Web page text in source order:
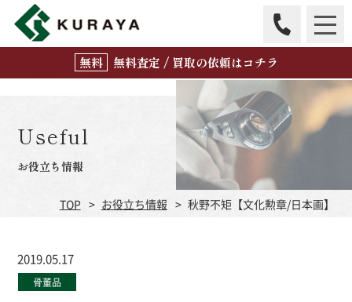
無料査定 / 買取の依頼はコチラ
Useful
お役立ち情報
TOP お役立ち情報 秋野不矩【文化勲章/日本画】
2019.05.17
骨董品